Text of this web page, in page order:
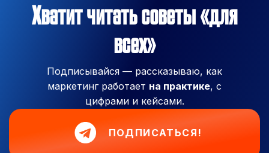
Хватит читать советы «для
всех»
Подписывайся — рассказываю, как
маркетинг работает на практике, с
цифрами и кейсами.
ПОДПИСАТЬСЯ!